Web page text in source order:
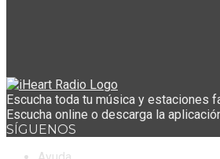
Escucha toda tu música y estaciones
Escucha online o descarga la
SÍGUENOS